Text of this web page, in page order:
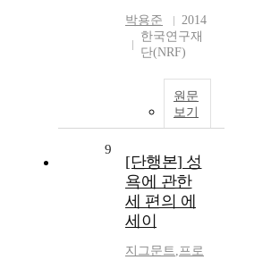
박용준
2014
한국연구재
단(NRF)
원문
보기
9
[단행본] 성
욕에 관한
세 편의 에
세이
지그문트,프로